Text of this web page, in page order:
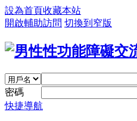
設為首頁收藏本站
開啟輔助訪問 切換到窄版
密碼
快捷導航